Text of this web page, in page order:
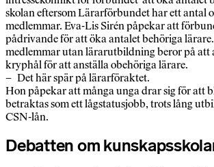
skolan eftersom Lärarförbundet har ett antal
medlemmar. Eva-Lis Sirén påpekar att
pådrivande för att öka antalet behöriga
medlemmar utan lärarutbildning beror på att
kryphål för att anställa obehöriga lärare.
– Det här spär på lärarföraktet.
Hon påpekar att många unga drar sig för att
betraktas som ett lågstatusjobb, trots lång
CSN-lån.
Debatten om